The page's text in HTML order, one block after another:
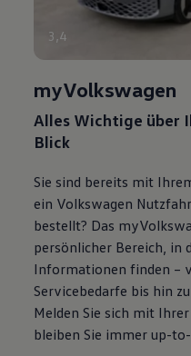
3,4
myVolkswagen
Alles Wichtige über
Blick
Sie sind bereits mit
ein Volkswagen
bestellt? Das
persönlicher Bereich, in
Informationen finden –
Servicebedarfe bis hin
Melden Sie sich mit Ihrer
bleiben Sie immer up-